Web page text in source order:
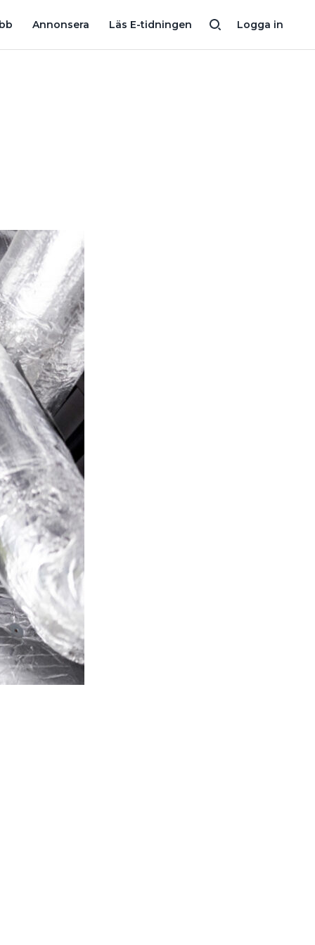
Logga in
Annonsera Läs E-tidningen
ISOLERINGSFIRMA UPPKÖPTA BRIAB: “ISOLERING